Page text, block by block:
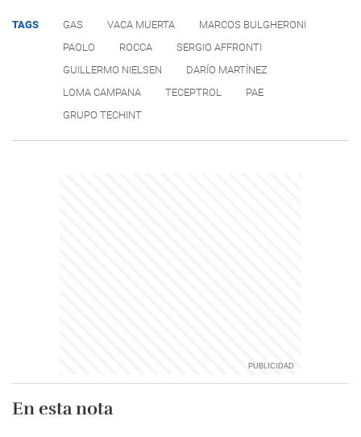
TAGS GAS VACA MUERTA
MARCOS BULGHERONI
PAOLO
ROCCA
SERGIO AFFRONTI
GUILLERMO NIELSEN
DARÍO MARTÍNEZ
LOMA CAMPANA
TECEPTROL
PAE
GRUPO TECHINT
En esta nota